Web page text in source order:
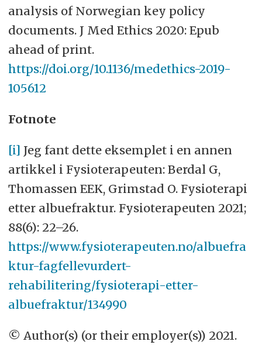
analysis of Norwegian key policy
documents. J Med Ethics 2020: Epub
ahead of print.
https://doi.org/10.1136/medethics-2019-
105612
Fotnote
[i] Jeg fant dette eksemplet i en annen
artikkel i Fysioterapeuten: Berdal G,
Thomassen EEK, Grimstad O. Fysioterapi
etter albuefraktur. Fysioterapeuten 2021;
88(6): 22–26.
https://www.fysioterapeuten.no/albuefra
ktur-fagfellevurdert-
rehabilitering/fysioterapi-etter-
albuefraktur/134990
© Author(s) (or their employer(s)) 2021.